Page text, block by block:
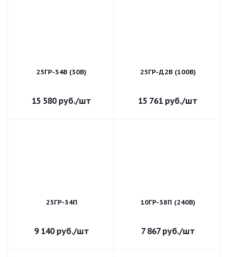
25ГР-34В (30В)
15 580руб./шт
25ГР-Д2В (100В)
15 761 руб./шт
25ГР-34П
9 140руб./шт
10ГР-38П (240В)
7 867руб./шт